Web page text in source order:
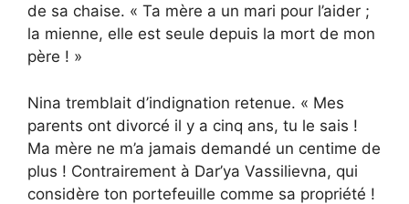
de sa chaise. « Ta mère a un mari pour l’aider ;
la mienne, elle est seule depuis la mort de mon
père ! »
Nina tremblait d’indignation retenue. « Mes
parents ont divorcé il y a cinq ans, tu le sais !
Ma mère ne m’a jamais demandé un centime de
plus ! Contrairement à Dar’ya Vassilievna, qui
considère ton portefeuille comme sa propriété !